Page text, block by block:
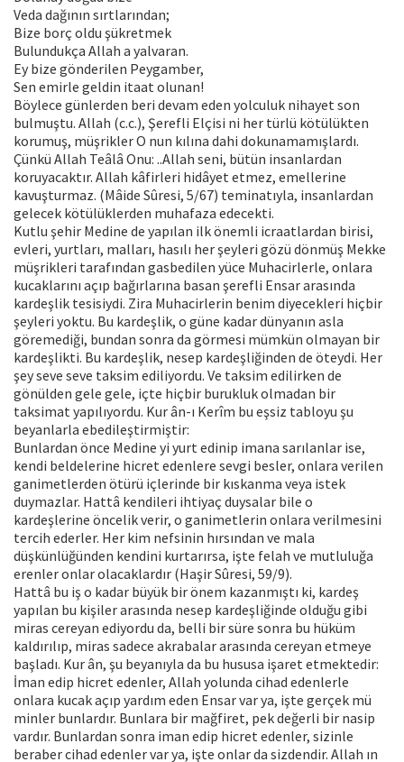
Veda dağının sırtlarından;
Bize borç oldu şükretmek
Bulundukça Allah a yalvaran.
Ey bize gönderilen Peygamber,
Sen emirle geldin itaat olunan!
Böylece günlerden beri devam eden yolculuk nihayet son
bulmuştu. Allah (c.c.), Şerefli Elçisi ni her türlü kötülükten
korumuş, müşrikler O nun kılına dahi dokunamamışlardı.
Çünkü Allah Teâlâ Onu: ..Allah seni, bütün insanlardan
koruyacaktır. Allah kâfirleri hidâyet etmez, emellerine
kavuşturmaz. (Mâide Sûresi, 5/67) teminatıyla, insanlardan
gelecek kötülüklerden muhafaza edecekti.
Kutlu şehir Medine de yapılan ilk önemli icraatlardan birisi,
evleri, yurtları, malları, hasılı her şeyleri gözü dönmüş Mekke
müşrikleri tarafından gasbedilen yüce Muhacirlerle, onlara
kucaklarını açıp bağırlarına basan şerefli Ensar arasında
kardeşlik tesisiydi. Zira Muhacirlerin benim diyecekleri hiçbir
şeyleri yoktu. Bu kardeşlik, o güne kadar dünyanın asla
göremediği, bundan sonra da görmesi mümkün olmayan bir
kardeşlikti. Bu kardeşlik, nesep kardeşliğinden de öteydi. Her
şey seve seve taksim ediliyordu. Ve taksim edilirken de
gönülden gele gele, içte hiçbir burukluk olmadan bir
taksimat yapılıyordu. Kur ân-ı Kerîm bu eşsiz tabloyu şu
beyanlarla ebedileştirmiştir:
Bunlardan önce Medine yi yurt edinip imana sarılanlar ise,
kendi beldelerine hicret edenlere sevgi besler, onlara verilen
ganimetlerden ötürü içlerinde bir kıskanma veya istek
duymazlar. Hattâ kendileri ihtiyaç duysalar bile o
kardeşlerine öncelik verir, o ganimetlerin onlara verilmesini
tercih ederler. Her kim nefsinin hırsından ve mala
düşkünlüğünden kendini kurtarırsa, işte felah ve mutluluğa
erenler onlar olacaklardır (Haşir Sûresi, 59/9).
Hattâ bu iş o kadar büyük bir önem kazanmıştı ki, kardeş
yapılan bu kişiler arasında nesep kardeşliğinde olduğu gibi
miras cereyan ediyordu da, belli bir süre sonra bu hüküm
kaldırılıp, miras sadece akrabalar arasında cereyan etmeye
başladı. Kur ân, şu beyanıyla da bu hususa işaret etmektedir:
İman edip hicret edenler, Allah yolunda cihad edenlerle
onlara kucak açıp yardım eden Ensar var ya, işte gerçek mü
minler bunlardır. Bunlara bir mağfiret, pek değerli bir nasip
vardır. Bunlardan sonra iman edip hicret edenler, sizinle
beraber cihad edenler var ya, işte onlar da sizdendir. Allah ın